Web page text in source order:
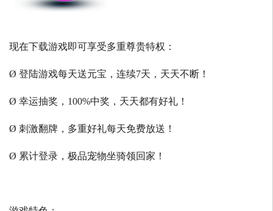
现在下载游戏即可享受多重尊贵特权：
Ø 登陆游戏每天送元宝，连续7天，天天不断！
Ø 幸运抽奖，100%中奖，天天都有好礼！
Ø 刺激翻牌，多重好礼每天免费放送！
Ø 累计登录，极品宠物坐骑领回家！